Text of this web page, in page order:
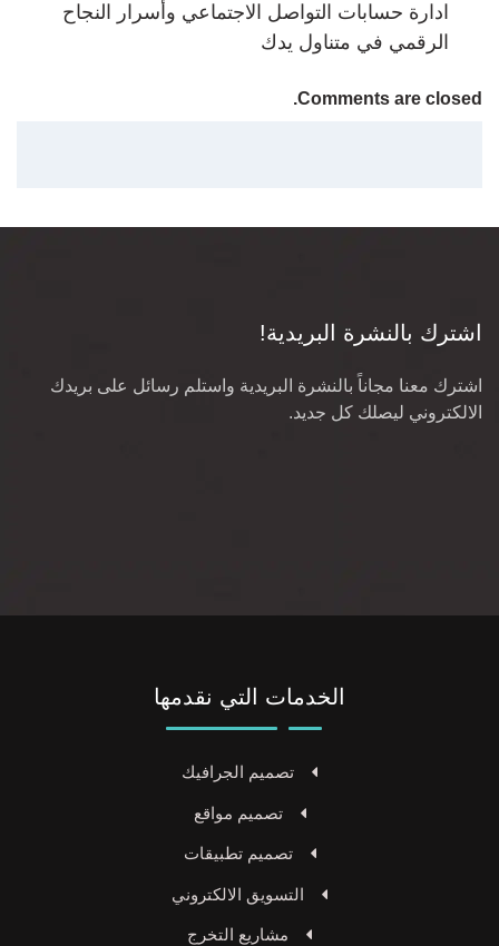
ادارة حسابات التواصل الاجتماعي وأسرار النجاح
الرقمي في متناول يدك
Comments are closed.
اشترك بالنشرة البريدية!
اشترك معنا مجاناً بالنشرة البريدية واستلم رسائل على بريدك
الالكتروني ليصلك كل جديد.
الخدمات التي نقدمها
تصميم الجرافيك
تصميم مواقع
تصميم تطبيقات
التسويق الالكتروني
مشاريع التخرج